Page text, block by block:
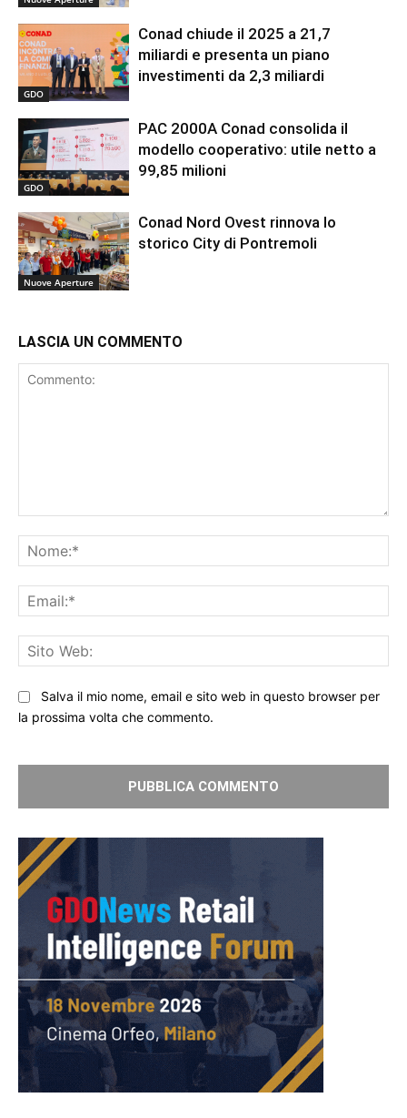
GDO
Conad chiude il 2025 a 21,7
miliardi e presenta un piano
investimenti da 2,3 miliardi
GDO
PAC 2000A Conad consolida il
modello cooperativo: utile netto a
99,85 milioni
Nuove Aperture
Conad Nord Ovest rinnova lo
storico City di Pontremoli
LASCIA UN COMMENTO
Salva il mio nome, email e sito web in questo browser per
la prossima volta che commento.